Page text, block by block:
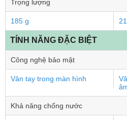
Trọng lượng
185 g
TÍNH NĂNG ĐẶC BIỆT
Công nghệ bảo mật
Vân tay trong màn hình
Khả năng chống nước